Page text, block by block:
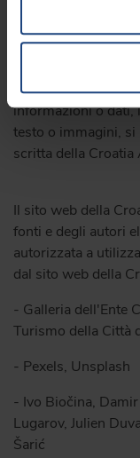
Diritto d'autore e
Il contenuto totale
proprietà della
informazioni o dati,
testo o immagini, si
scritta della Croatia
Il sito web della
fonti e degli autori
autorizzata a
dal sito web della
- Galleria dell'Ente
Turismo della Città
- Pexels, Unsplash
- Ivo Biočina,
Lugarov, Julien
Šarić